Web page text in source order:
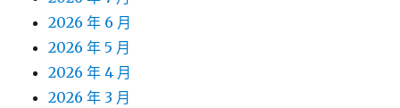
2026 年 6 月
2026 年 5 月
2026 年 4 月
2026 年 3 月